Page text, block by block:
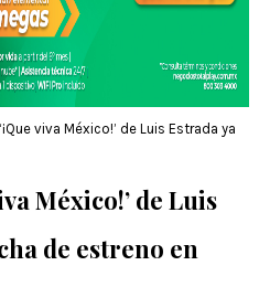
viva México!’ de Luis Estrada ya
México!’ de Luis
de estreno en